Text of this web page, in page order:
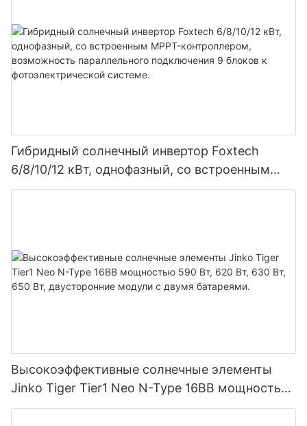
Гибридный солнечный инвертор Foxtech
6/8/10/12 кВт, однофазный, со встроенным
MPPT-контроллером, возможность
Высокоэффективные солнечные элементы
Jinko Tiger Tier1 Neo N-Type 16BB мощностью
590 Вт, 620 Вт, 630 Вт, 650 Вт, двусторонние